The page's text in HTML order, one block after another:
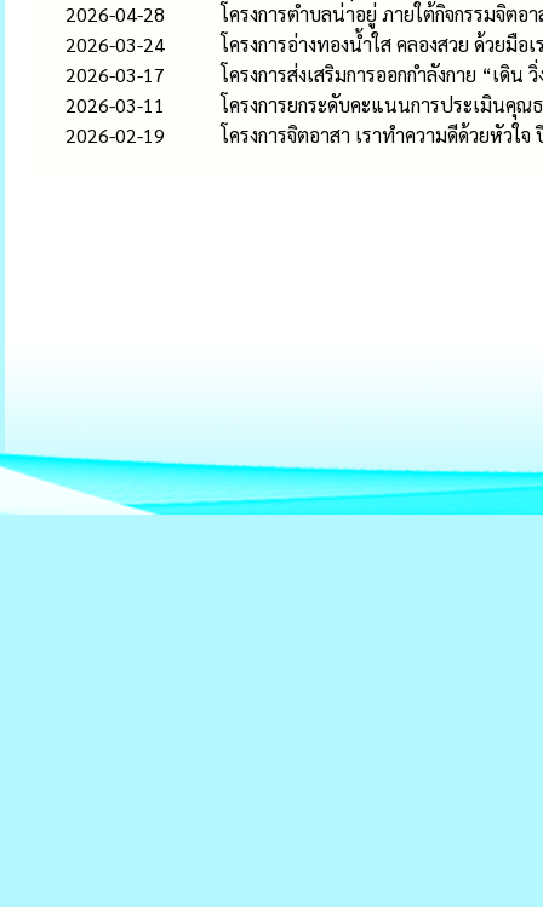
2026-04-28
โครงการตำบลน่าอยู่ ภายใต้กิจกรรมจิต
2026-03-24
โครงการอ่างทองน้ำใส คลองสวย ด้วยมื
2026-03-17
โครงการส่งเสริมการออกกำลังกาย “เดิ
2026-03-11
โครงการยกระดับคะแนนการประเมินคุ
2026-02-19
โครงการจิตอาสา เราทำความดีด้วยหัวใ